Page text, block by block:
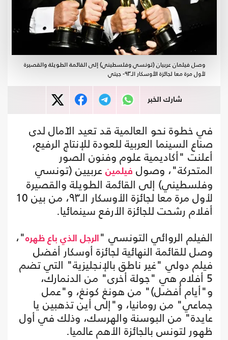
وصل فيلمان عربيان (تونسي وفلسطيني) إلى القائمة الطويلة والقصيرة
لأول مرة معا لجائزة الأوسكار الـ٩٣- جيتي
شارك الخبر
في خطوة نحو العالمية قد تعيد الآمال لدى
صناع السينما العربية للعودة للإنتاج الرفيع،
أعلنت "أكاديمية علوم وفنون الصور
المتحركة"، وصول فيلمين عربيين (تونسي
وفلسطيني) إلى القائمة الطويلة والقصيرة
لأول مرة معا لجائزة الأوسكار الـ٩٣، من بين 10
أفلام رشحت للجائزة الأرفع سينمائيا.
الفيلم الروائي التونسي "
الرجل الذي باع ظهره"،
وصل للقائمة النهائية لجائزة أوسكار أفضل
فيلم دولي "غير ناطق بالإنجليزية" التي تضم
5 أفلام هي "جولة أخرى" من الدنمارك،
و"أيام أفضل)" من هونغ كونغ، و"عمل
جماعي" من رومانيا، و"إلى أين تذهبين يا
عايدة" من البوسنة والهرسك، وذلك في أول
ظهور لتونس بالجائزة الأهم عالميا.